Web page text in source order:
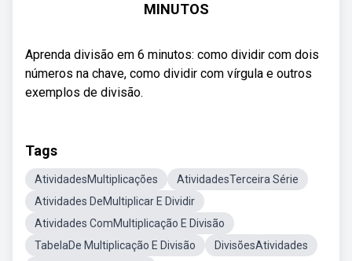
MINUTOS
Aprenda divisão em 6 minutos: como dividir com dois
números na chave, como dividir com vírgula e outros
exemplos de divisão.
Tags
AtividadesMultiplicações
AtividadesTerceira Série
Atividades DeMultiplicar E Dividir
Atividades ComMultiplicação E Divisão
TabelaDe Multiplicação E Divisão
DivisõesAtividades